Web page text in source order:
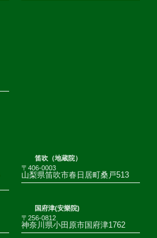
笛吹（地蔵院）
〒406-0003
山梨県笛吹市春日居町桑戸513
国府津(安樂院)
〒256-0812
神奈川県小田原市国府津1762